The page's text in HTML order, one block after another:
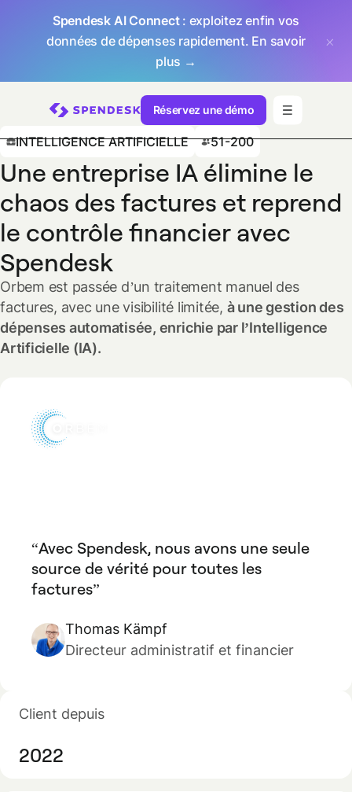
Spendesk AI Connect: exploitez enfin vos
données de dépenses rapidement. En savoir
plus →
Réservez une démo
INTELLIGENCE ARTIFICIELLE 51-200
Une entreprise IA élimine le
chaos des factures et reprend
le contrôle financier avec
Spendesk
Orbem est passée d’un traitement manuel des
factures, avec une visibilité limitée, à une gestion des
dépenses automatisée, enrichie par l’Intelligence
Artificielle (IA).
Avec Spendesk, nous avons une seule
source de vérité pour toutes les
factures
Thomas Kämpf
Directeur administratif et financier
Client depuis
2022